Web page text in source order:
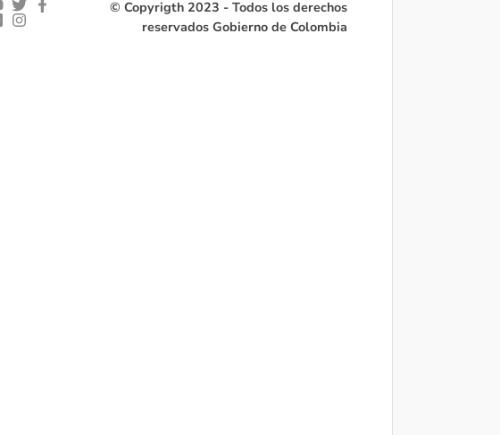
© Copyrigth 2023 - Todos los derechos
reservados Gobierno de Colombia